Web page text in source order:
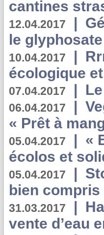
cantines
12.04.2017 |
le glyphosate
10.04.2017 |
écologique
07.04.2017 |
06.04.2017 |
« Prêt à
05.04.2017 | «
écolos et
05.04.2017 |
bien compris
31.03.2017 |
vente d’eau